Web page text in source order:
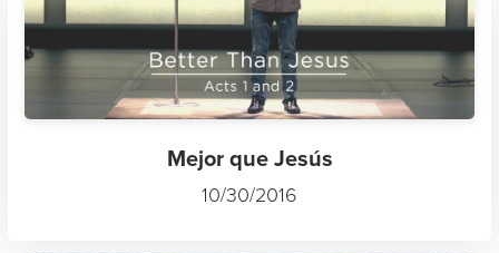
Mejor que Jesús
10/30/2016